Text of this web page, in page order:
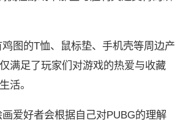
图的T恤、鼠标垫、手机壳等周边产
满足了玩家们对游戏的热爱与收藏
活。
爱好者会根据自己对PUBG的理解